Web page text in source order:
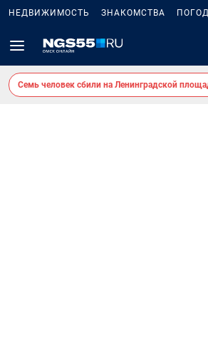
НЕДВИЖИМОСТЬ ЗНАКОМСТВА
Семь человек сбили на Ленинградской